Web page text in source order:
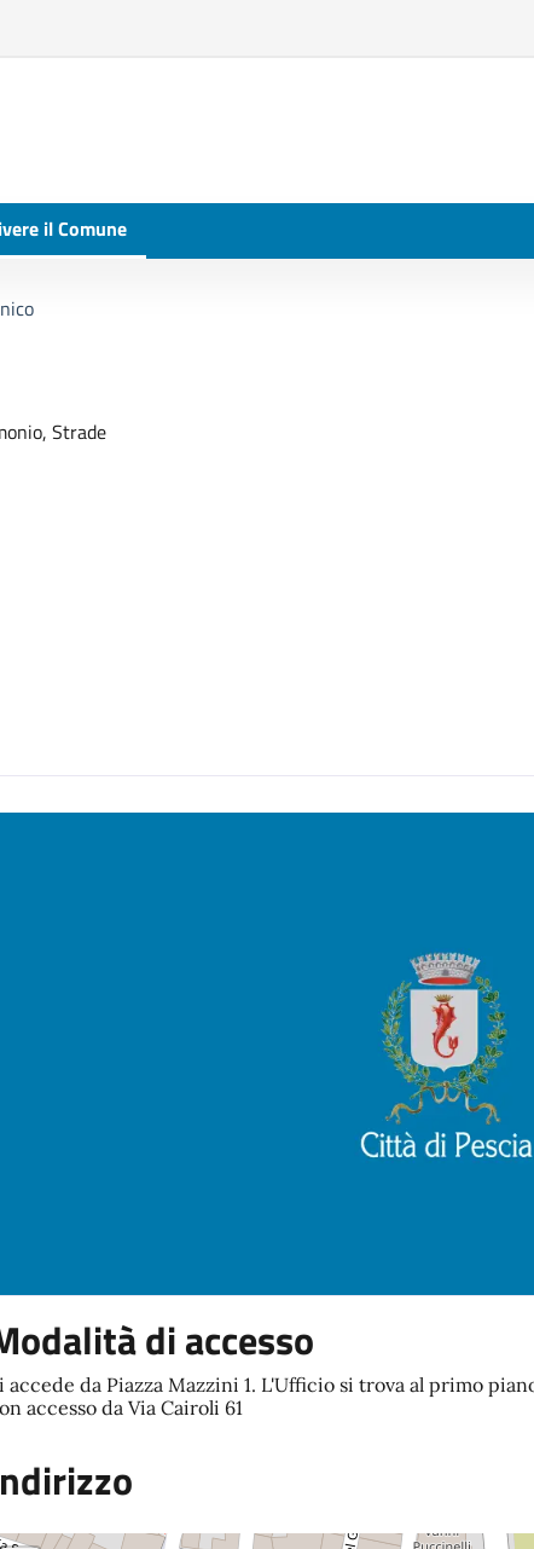
il Comune
Strade
di accesso
accede da Piazza Mazzini 1. L'Ufficio si trova al primo
accesso da Via Cairoli 61